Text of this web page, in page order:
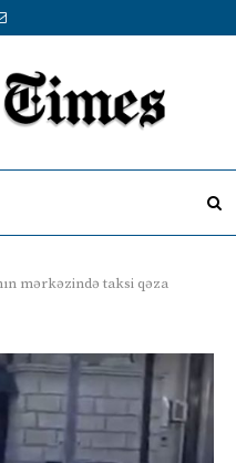
mərkəzində taksi qəza